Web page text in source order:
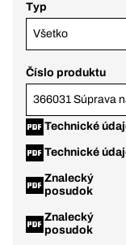
Typ
Všetko
Číslo produktu
Technické
Technické
Znalecký
posudok
Znalecký
posudok